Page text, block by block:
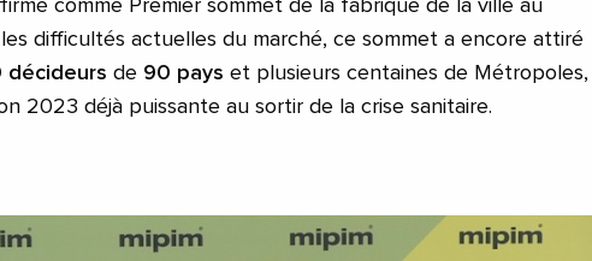
comme Premier sommet de la fabrique de la ville au
difficultés actuelles du marché, ce sommet a encore attiré
de 90 pays et plusieurs centaines de Métropoles,
2023 déjà puissante au sortir de la crise sanitaire.